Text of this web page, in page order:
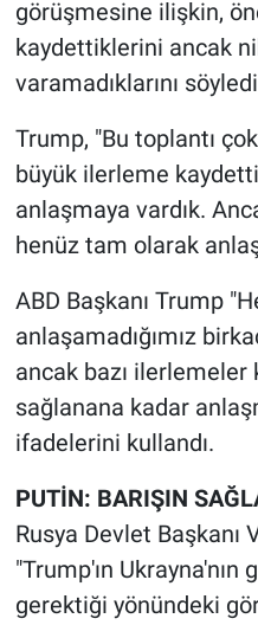
görüşmesine ilişkin,
kaydettiklerini ancak
varamadıklarını
Trump, "Bu toplantı
büyük ilerleme
anlaşmaya vardık.
henüz tam olarak
ABD Başkanı Trump
anlaşamadığımız
ancak bazı
sağlanana kadar
ifadelerini kullandı.
PUTİN: BARIŞIN
Rusya Devlet Başkanı
"Trump'ın
gerektiği yönündeki
Yerel Gündem
Yerel Yaşam
Canlı Yayın